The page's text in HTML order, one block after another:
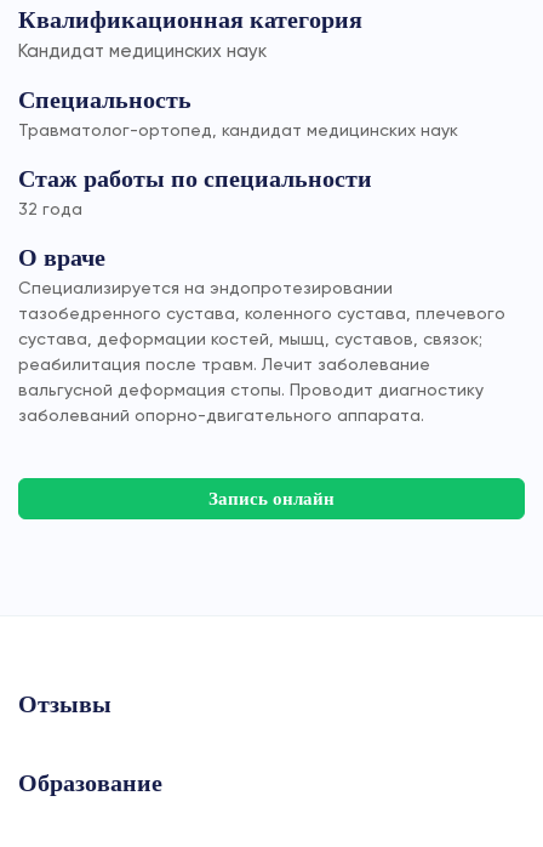
Квалификационная категория
Кандидат медицинских наук
Специальность
Травматолог-ортопед, кандидат медицинских наук
Стаж работы по специальности
32 года
О враче
Специализируется на эндопротезировании
тазобедренного сустава, коленного сустава, плечевого
сустава, деформации костей, мышц, суставов, связок;
реабилитация после травм. Лечит заболевание
вальгусной деформация стопы. Проводит диагностику
заболеваний опорно-двигательного аппарата.
Запись онлайн
Отзывы
Образование